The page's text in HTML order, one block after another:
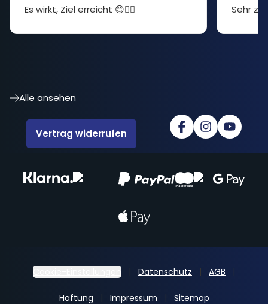
Es wirkt, Ziel erreicht 😊👍🏻 Sehr
Alle ansehen
Vertrag widerrufen
Cookie-Einstellungen Datenschutz AGB
Haftung Impressum Sitemap